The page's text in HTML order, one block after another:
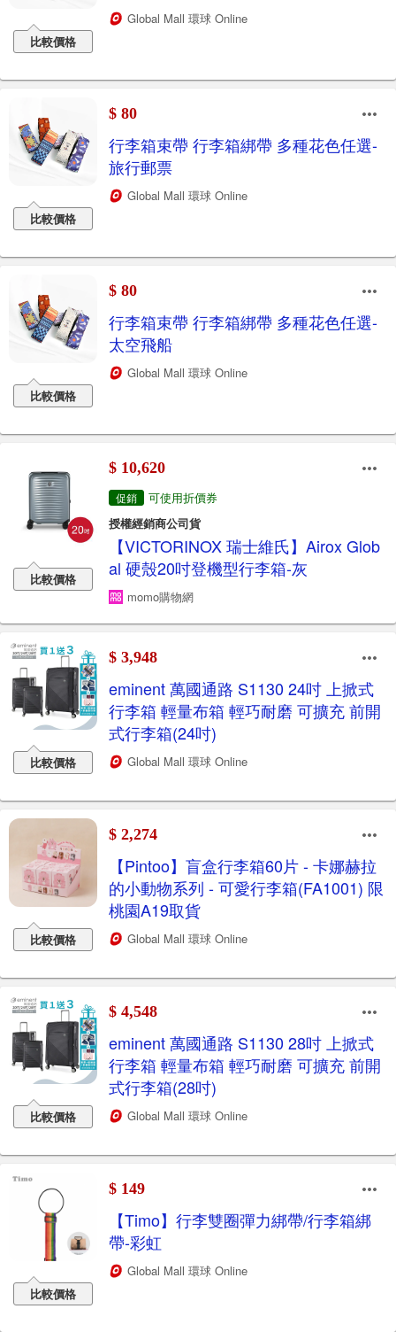
比較價格
Global Mall 環球 Online
比較價格
$ 80
行李箱束帶 行李箱綁帶 多種花色任選-
旅行郵票
Global Mall 環球 Online
比較價格
$ 80
行李箱束帶 行李箱綁帶 多種花色任選-
太空飛船
Global Mall 環球 Online
比較價格
$ 10,620
促銷
可使用折價券
授權經銷商公司貨
【VICTORINOX 瑞士維氏】Airox Glob
al 硬殼20吋登機型行李箱-灰
momo購物網
比較價格
$ 3,948
eminent 萬國通路 S1130 24吋 上掀式
行李箱 輕量布箱 輕巧耐磨 可擴充 前開
式行李箱(24吋)
Global Mall 環球 Online
比較價格
$ 2,274
【Pintoo】盲盒行李箱60片 - 卡娜赫拉
的小動物系列 - 可愛行李箱(FA1001) 限
桃園A19取貨
Global Mall 環球 Online
比較價格
$ 4,548
eminent 萬國通路 S1130 28吋 上掀式
行李箱 輕量布箱 輕巧耐磨 可擴充 前開
式行李箱(28吋)
Global Mall 環球 Online
比較價格
$ 149
【Timo】行李雙圈彈力綁帶/行李箱綁
帶-彩虹
Global Mall 環球 Online